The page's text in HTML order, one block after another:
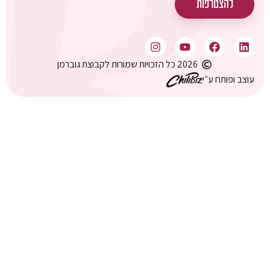
שיתופי פעולה
מאמרים ועדכונים
פודקאסטים
להצטרפות
2026 כל הזכויות שמורות לקבוצת גוברמן
עוצב ופותח ע״י